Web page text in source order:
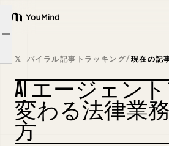
YouMind
概要
ユースケース
スキル
ここで LLM が登場します。
𝕏 バイラル記事トラッキング/現在の記
AI エージェン
変わる法律業
方